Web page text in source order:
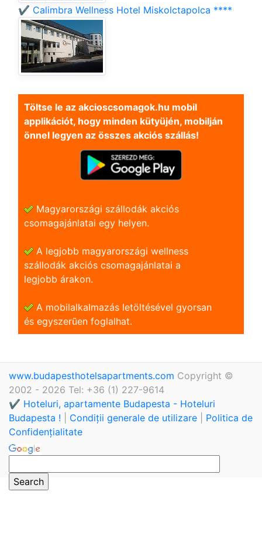
✔️ Calimbra Wellness Hotel Miskolctapolca ****
Töltse le az akcioscsomagok.hu mobil
applikációt, hogy minden kütyüjén, mobilján
önnel legyen az összes akciós szállás!
Magyarországi szállodák akciós
csomagajánlatai egy helyen.
A legjobb magyarországi wellness
szállodák akciós csomagajánlatai a
legjobb árakon.
A mobilalkalmazás letöltésével gyorsan
és egyszerũen foglalhat.
www.budapesthotelsapartments.com Copyright ©
2002 - 2026 Tel: +36 (1) 227-9614
✔️ Hoteluri, apartamente Budapesta - Hoteluri
Budapesta !
Condiții generale de utilizare
Politica de
Confidențialitate